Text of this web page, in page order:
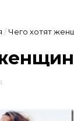
/ Чего хотят